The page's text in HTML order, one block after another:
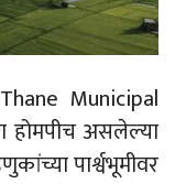
Thane Municipal
होमपीच असलेल्या
पार्श्वभूमीवर